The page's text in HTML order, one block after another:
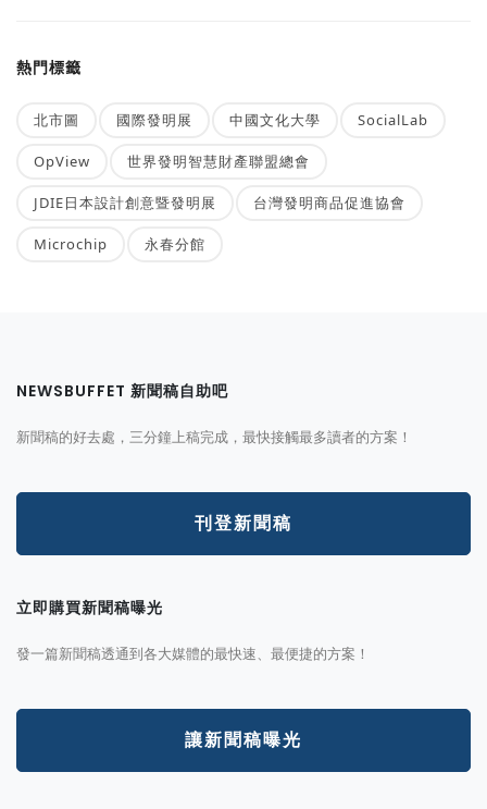
熱門標籤
北市圖 國際發明展 中國文化大學 SocialLab
OpView 世界發明智慧財產聯盟總會
JDIE日本設計創意暨發明展 台灣發明商品促進協會
Microchip 永春分館
NEWSBUFFET 新聞稿自助吧
新聞稿的好去處，三分鐘上稿完成，最快接觸最多讀者的方案！
刊登新聞稿
立即購買新聞稿曝光
發一篇新聞稿透通到各大媒體的最快速、最便捷的方案！
讓新聞稿曝光